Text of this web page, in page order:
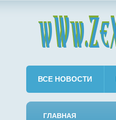
ВСЕ НОВОСТИ
ГЛАВНАЯ